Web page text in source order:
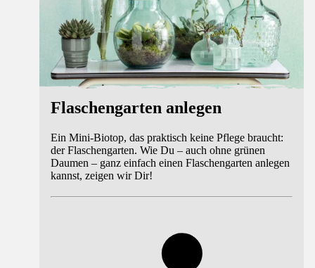
Flaschengarten anlegen
Ein Mini-Biotop, das praktisch keine Pflege braucht:
der Flaschengarten. Wie Du – auch ohne grünen
Daumen – ganz einfach einen Flaschengarten anlegen
kannst, zeigen wir Dir!